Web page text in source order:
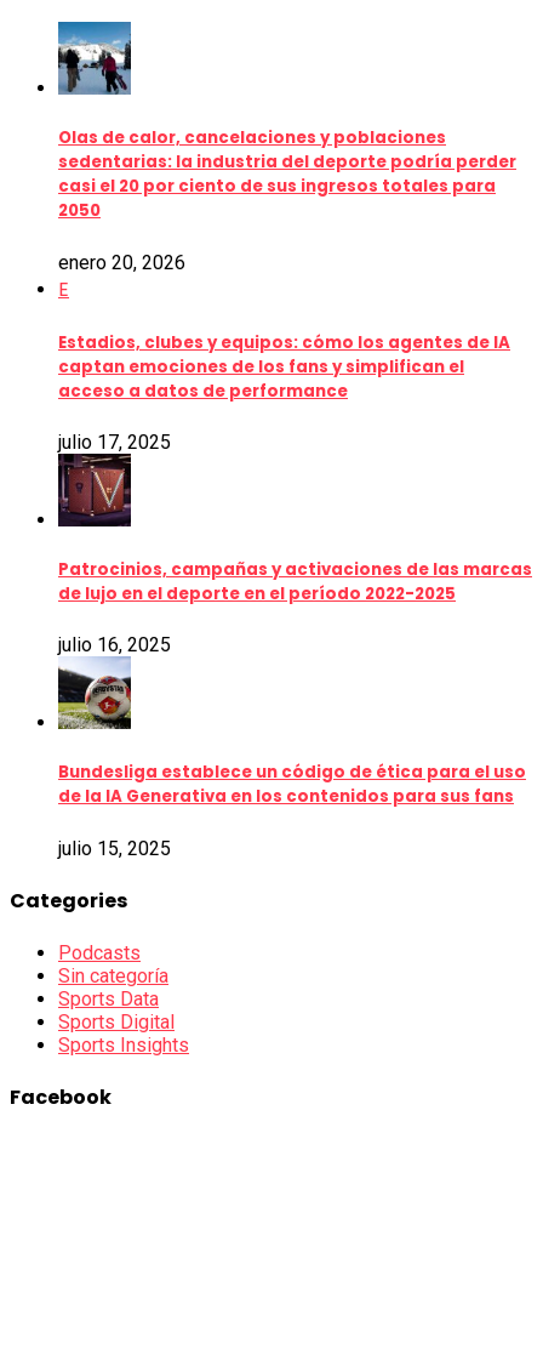
Olas de calor, cancelaciones y poblaciones
sedentarias: la industria del deporte podría perder
casi el 20 por ciento de sus ingresos totales para
2050
enero 20, 2026
E
Estadios, clubes y equipos: cómo los agentes de IA
captan emociones de los fans y simplifican el
acceso a datos de performance
julio 17, 2025
Patrocinios, campañas y activaciones de las marcas
de lujo en el deporte en el período 2022-2025
julio 16, 2025
Bundesliga establece un código de ética para el uso
de la IA Generativa en los contenidos para sus fans
julio 15, 2025
Categories
Podcasts
Sin categoría
Sports Data
Sports Digital
Sports Insights
Facebook